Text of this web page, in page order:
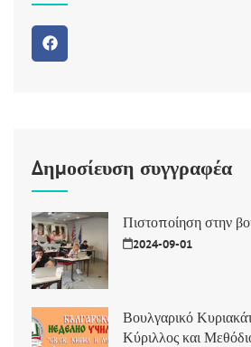
Δημοσίευση συγγραφέα
Πιστοποίηση στην
2024-09-01
Βουλγαρικό
Κύριλλος και